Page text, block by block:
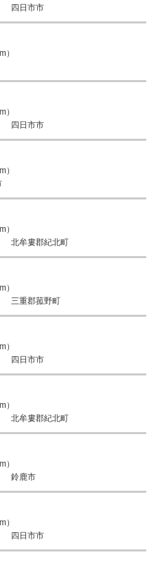
四日市市
）
）
四日市市
）
）
北牟婁郡紀北町
）
三重郡菰野町
）
四日市市
）
北牟婁郡紀北町
）
鈴鹿市
）
四日市市